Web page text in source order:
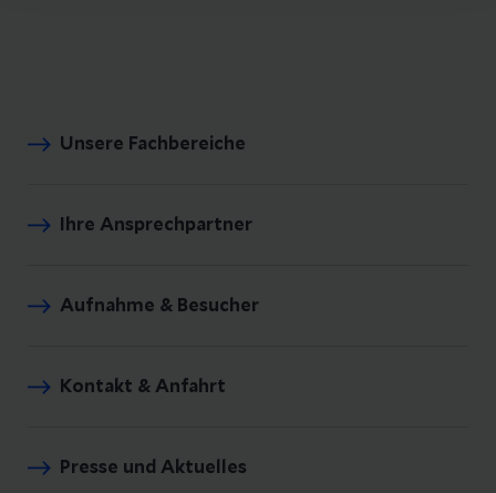
Unsere Fachbereiche
Ihre Ansprechpartner
Aufnahme & Besucher
Kontakt & Anfahrt
Presse und Aktuelles